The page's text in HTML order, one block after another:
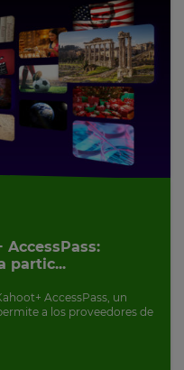
AccessPass:
partic...
AccessPass, un
a los proveedores de